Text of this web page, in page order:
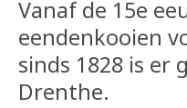
Vanaf de 15e
eendenkooien
sinds 1828 is er
Drenthe.